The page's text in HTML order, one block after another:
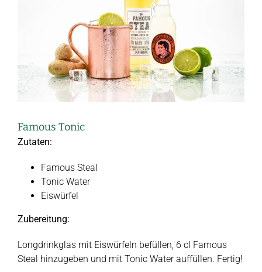
Famous Tonic
Zutaten:
Famous Steal
Tonic Water
Eiswürfel
Zubereitung:
Longdrinkglas mit Eiswürfeln befüllen, 6 cl Famous
Steal hinzugeben und mit Tonic Water auffüllen. Fertig!